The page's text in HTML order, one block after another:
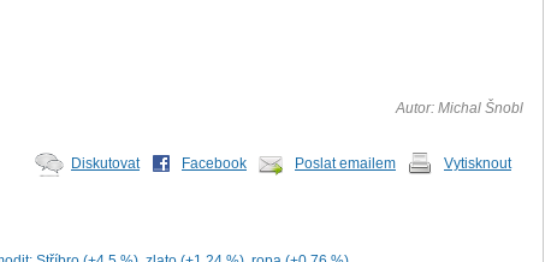
Autor: Michal Šnobl
Diskutovat Facebook Poslat emailem Vytisknout